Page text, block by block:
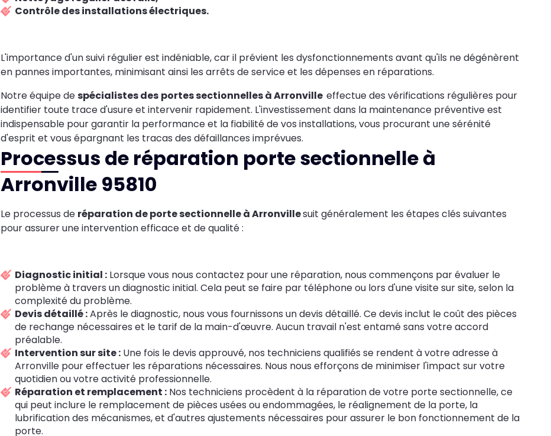
Contrôle des installations électriques.
L'importance d'un suivi régulier est indéniable, car il prévient les dysfonctionnements avant qu'ils ne dégénèrent
en pannes importantes, minimisant ainsi les arrêts de service et les dépenses en réparations.
Notre équipe despécialistes des portes sectionnelles à Arronville effectue des vérifications régulières pour
identifier toute trace d'usure et intervenir rapidement. L'investissement dans la maintenance préventive est
indispensable pour garantir la performance et la fiabilité de vos installations, vous procurant une sérénité
d'esprit et vous épargnant les tracas des défaillances imprévues.
Processus de réparation porte sectionnelle à
Arronville 95810
Le processus de réparation de porte sectionnelle à Arronvillesuit généralement les étapes clés suivantes
pour assurer une intervention efficace et de qualité :
Diagnostic initial : Lorsque vous nous contactez pour une réparation, nous commençons par évaluer le
problème à travers un diagnostic initial. Cela peut se faire par téléphone ou lors d'une visite sur site, selon la
complexité du problème.
Devis détaillé :Après le diagnostic, nous vous fournissons un devis détaillé. Ce devis inclut le coût des pièces
de rechange nécessaires et le tarif de la main-d'œuvre. Aucun travail n'est entamé sans votre accord
préalable.
Intervention sur site : Une fois le devis approuvé, nos techniciens qualifiés se rendent à votre adresse à
Arronville pour effectuer les réparations nécessaires. Nous nous efforçons de minimiser l'impact sur votre
quotidien ou votre activité professionnelle.
Réparation et remplacement : Nos techniciens procèdent à la réparation de votre porte sectionnelle, ce
qui peut inclure le remplacement de pièces usées ou endommagées, le réalignement de la porte, la
lubrification des mécanismes, et d'autres ajustements nécessaires pour assurer le bon fonctionnement de la
porte.